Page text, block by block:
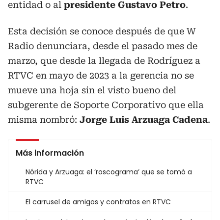
entidad o al presidente Gustavo Petro.
Esta decisión se conoce después de que W
Radio denunciara, desde el pasado mes de
marzo, que desde la llegada de Rodríguez a
RTVC en mayo de 2023 a la gerencia no se
mueve una hoja sin el visto bueno del
subgerente de Soporte Corporativo que ella
misma nombró: Jorge Luis Arzuaga Cadena.
Más información
Nórida y Arzuaga: el ‘roscograma’ que se tomó a
RTVC
El carrusel de amigos y contratos en RTVC